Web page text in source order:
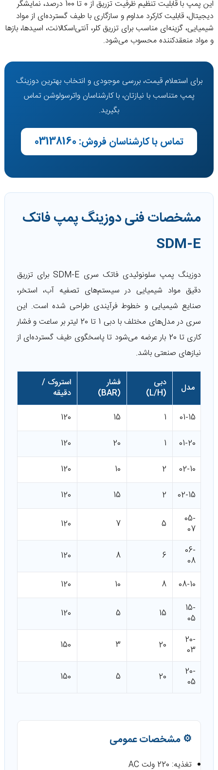
این پمپ با قابلیت تنظیم ظرفیت تزریق از 0 تا 100 درصد، نمایشگر
دیجیتال، قابلیت کارکرد مداوم و سازگاری با طیف گسترده‌ای از مواد
شیمیایی، گزینه‌ای مناسب برای تزریق کلر، آنتی‌اسکالانت، اسیدها، بازها
و مواد منعقدکننده محسوب می‌شود.
برای استعلام قیمت، بررسی موجودی و انتخاب بهترین دوزینگ
پمپ متناسب با نیازتان، با کارشناسان واترسولوشن تماس
بگیرید.
تماس با کارشناسان فروش: 03138160
مشخصات فنی دوزینگ پمپ فاتک
SDM-E
دوزینگ پمپ سلونوئیدی فاتک سری SDM-E برای تزریق
دقیق مواد شیمیایی در سیستم‌های تصفیه آب، استخر،
صنایع شیمیایی و خطوط فرآیندی طراحی شده است. این
سری در مدل‌های مختلف با دبی 1 تا 20 لیتر بر ساعت و فشار
کاری تا 20 بار عرضه می‌شود تا پاسخگوی طیف گسترده‌ای از
نیازهای صنعتی باشد.
مدل
دبی
(L/H)
فشار
(BAR)
استروک /
دقیقه
01-15
1
15
120
01-20
1
20
120
02-10
2
10
120
02-15
2
15
120
05-
07
5
7
120
06-
08
6
8
120
08-10
8
10
120
15-
05
15
5
120
20-
03
20
3
150
20-
05
20
5
150
⚙️ مشخصات عمومی
تغذیه: 220 ولت AC